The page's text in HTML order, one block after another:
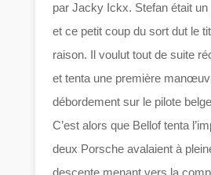
par Jacky Ickx. Stefan était un
et ce petit coup du sort dut le
raison. Il voulut tout de suite
et tenta une première
débordement sur le pilote
C’est alors que Bellof tenta
deux Porsche avalaient à